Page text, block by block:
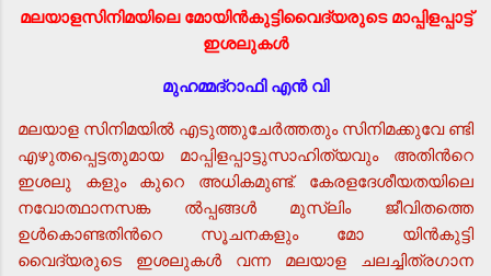
മലയാളസിനിമയിലെ മോയിന്‍കുട്ടിവൈദ്യരുടെ മാപ്പിളപ്പാട്ട്
ഇശലുകള്‍
മുഹമ്മദ്റാഫി എന്‍ വി
മലയാള സിനിമയില്‍ എടുത്തുചേര്‍ത്തതും സിനിമക്കുവേ ണ്ടി
എഴുതപ്പെട്ടതുമായ മാപ്പിളപ്പാട്ടുസാഹിത്യവും അതിന്‍റെ
ഇശലു കളും കുറെ അധികമുണ്ട്. കേരളദേശീയതയിലെ
നവോത്ഥാനസങ്ക ല്‍പ്പങ്ങള്‍ മുസ്ലിം ജീവിതത്തെ
ഉള്‍കൊണ്ടതിന്‍റെ സൂചനകളും മോ യിന്‍കുട്ടി
വൈദ്യരുടെ ഇശലുകള്‍ വന്ന മലയാള ചലച്ചിത്രഗാന